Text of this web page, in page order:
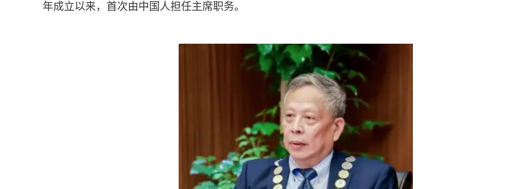
年成立以来，首次由中国人担任主席职务。